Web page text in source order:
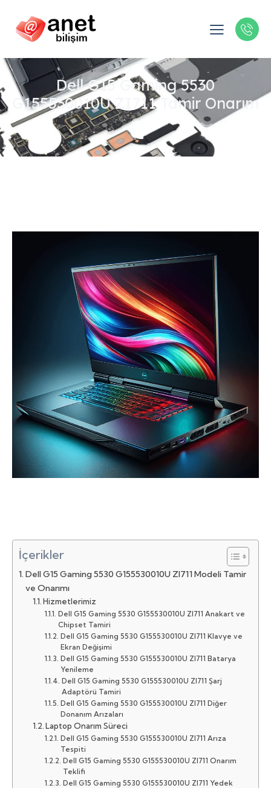
Dell G15 Gaming 5530
G155530010U ZI711 Tamir Onarım
İçerikler
Dell G15 Gaming 5530 G155530010U ZI711 Modeli Tamir
ve Onarımı
Hizmetlerimiz
Dell G15 Gaming 5530 G155530010U ZI711 Anakart ve
Chipset Tamiri
Dell G15 Gaming 5530 G155530010U ZI711 Klavye ve
Ekran Değişimi
Dell G15 Gaming 5530 G155530010U ZI711 Batarya
Yenileme
Dell G15 Gaming 5530 G155530010U ZI711 Şarj
Adaptörü Tamiri
Dell G15 Gaming 5530 G155530010U ZI711 Diğer
Donanım Arızaları
Laptop Onarım Süreci
Dell G15 Gaming 5530 G155530010U ZI711 Arıza
Tespiti
Dell G15 Gaming 5530 G155530010U ZI711 Onarım
Teklifi
Dell G15 Gaming 5530 G155530010U ZI711 Yedek